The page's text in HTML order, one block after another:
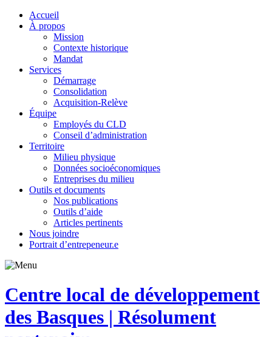
Accueil
À propos
Mission
Contexte historique
Mandat
Services
Démarrage
Consolidation
Acquisition-Relève
Équipe
Employés du CLD
Conseil d’administration
Territoire
Milieu physique
Données socioéconomiques
Entreprises du milieu
Outils et documents
Nos publications
Outils d’aide
Articles pertinents
Nous joindre
Portrait d’entrepeneur.e
Centre local de développement
des Basques | Résolument